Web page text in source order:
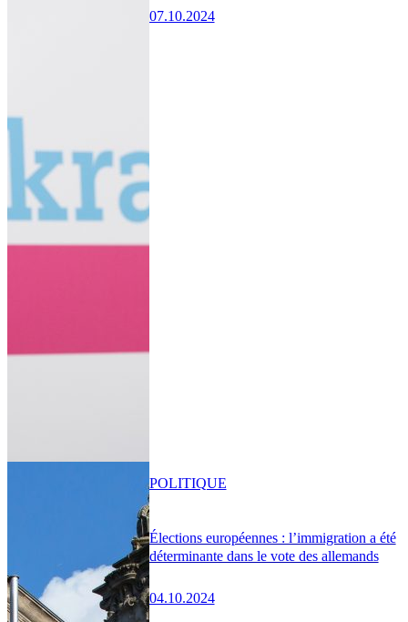
07.10.2024
Élections européennes : l’immigration a été
déterminante dans le vote des allemands
04.10.2024
POLITIQUE